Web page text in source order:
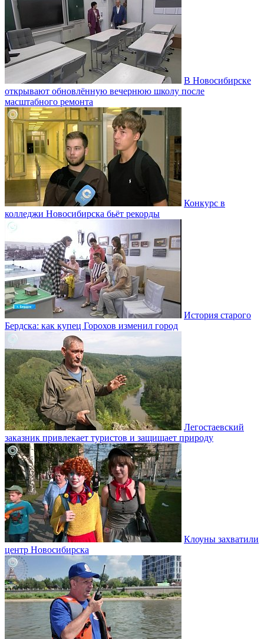
В Новосибирске
открывают обновлённую вечернюю школу после
масштабного ремонта
Конкурс в
колледжи Новосибирска бьёт рекорды
История старого
Бердска: как купец Горохов изменил город
Легостаевский
заказник привлекает туристов и защищает природу
Клоуны захватили
центр Новосибирска